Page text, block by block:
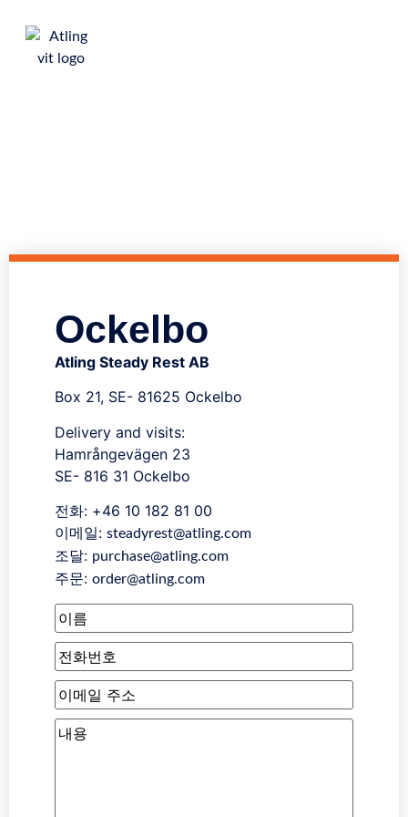
Ockelbo
Atling Steady Rest AB
Box 21, SE- 81625 Ockelbo
Delivery and visits:
Hamrångevägen 23
SE- 816 31 Ockelbo
전화: +46 10 182 81 00
이메일: steadyrest@atling.com
조달: purchase@atling.com
주문: order@atling.com